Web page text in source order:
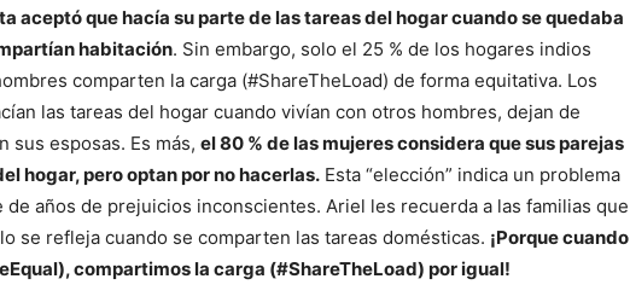
aceptó que hacía su parte de las tareas del hogar cuando se quedaba
habitación. Sin embargo, solo el 25 % de los hogares indios
comparten la carga (#ShareTheLoad) de forma equitativa. Los
las tareas del hogar cuando vivían con otros hombres, dejan de
sus esposas. Es más, el 80 % de las mujeres considera que sus parejas
hogar, pero optan por no hacerlas. Esta “elección” indica un problema
años de prejuicios inconscientes. Ariel les recuerda a las familias que
se refleja cuando se comparten las tareas domésticas. ¡Porque cuando
compartimos la carga (#ShareTheLoad) por igual!